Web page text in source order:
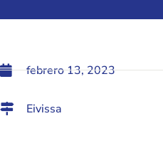
febrero 13, 2023
Eivissa